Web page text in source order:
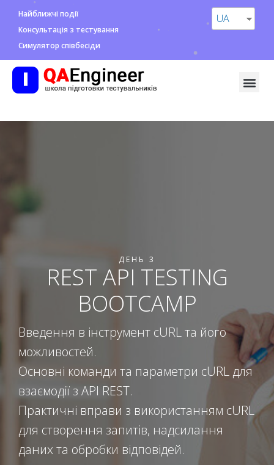
Найближчі події
Консультація з тестування
Симулятор співбесіди
UA
ДЕНЬ 3
REST API TESTING
BOOTCAMP
Введення в інструмент cURL та його
можливостей.
Основні команди та параметри cURL для
взаємодії з API REST.
Практичні вправи з використанням cURL
для створення запитів, надсилання
даних та обробки відповідей.